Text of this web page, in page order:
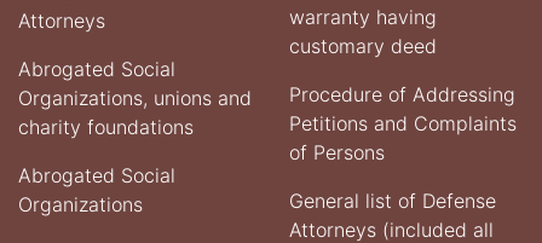
Attorneys
Abrogated Social
Organizations, unions and
charity foundations
Abrogated Social
Organizations
warranty having
customary deed
Procedure of Addressing
Petitions and Complaints
of Persons
General list of Defense
Attorneys (included all